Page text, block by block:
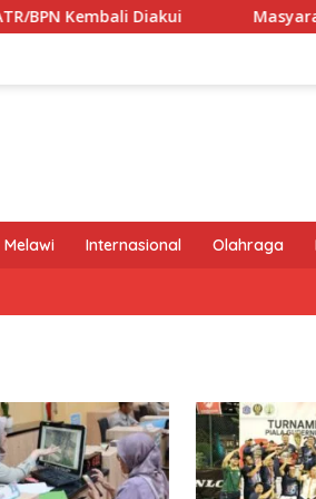
Kembali Diakui Masyarakat
Melawi Internasional Olahraga